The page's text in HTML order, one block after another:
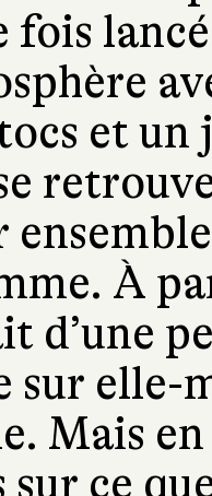
fois
et un
À
d’une
sur elle-
Mais
ce